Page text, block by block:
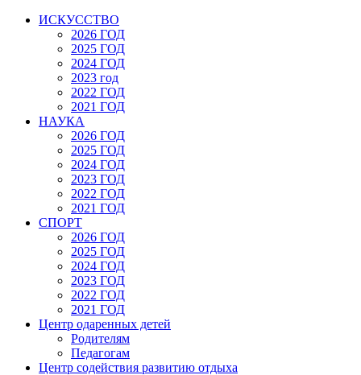
ИСКУССТВО
2026 ГОД
2025 ГОД
2024 ГОД
2023 год
2022 ГОД
2021 ГОД
НАУКА
2026 ГОД
2025 ГОД
2024 ГОД
2023 ГОД
2022 ГОД
2021 ГОД
СПОРТ
2026 ГОД
2025 ГОД
2024 ГОД
2023 ГОД
2022 ГОД
2021 ГОД
Центр одаренных детей
Родителям
Педагогам
Центр содействия развитию отдыха